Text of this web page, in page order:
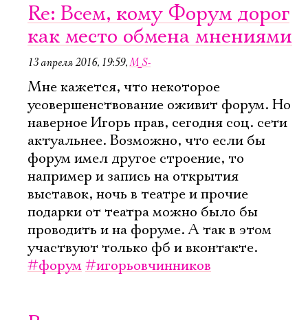
Re: Всем, кому Форум дорог
как место обмена мнениями
13 апреля 2016, 19:59,M_S-
Мне кажется, что некоторое
усовершенствование оживит форум. Но
наверное Игорь прав, сегодня соц. сети
актуальнее. Возможно, что если бы
форум имел другое строение, то
например и запись на открытия
выставок, ночь в театре и прочие
подарки от театра можно было бы
проводить и на форуме. А так в этом
участвуют только фб и вконтакте.
#форум#игорьовчинников